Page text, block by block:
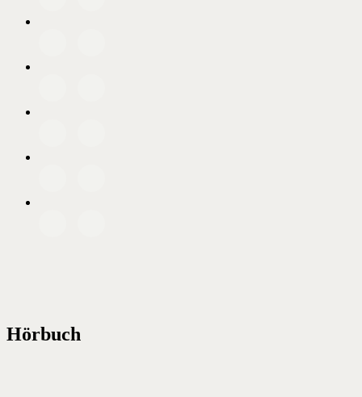
Hörbuch